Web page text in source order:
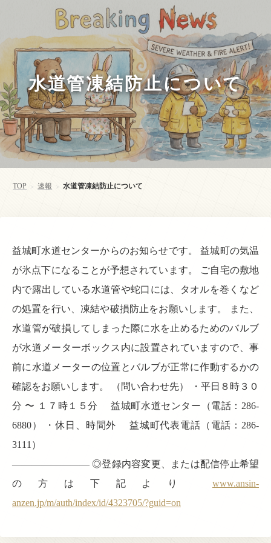
水道管凍結防止について
TOP > 速報 > 水道管凍結防止について
益城町水道センターからのお知らせです。 益城町の気温
が氷点下になることが予想されています。 ご自宅の敷地
内で露出している水道管や蛇口には、タオルを巻くなど
の処置を行い、凍結や破損防止をお願いします。 また、
水道管が破損してしまった際に水を止めるためのバルブ
が水道メーターボックス内に設置されていますので、事
前に水道メーターの位置とバルブが正常に作動するかの
確認をお願いします。 （問い合わせ先） ・平日８時３０
分 〜 １７時１５分 益城町水道センター（電話：286-
6880） ・休日、時間外 益城町代表電話（電話：286-
3111）
———————— ◎登録内容変更、または配信停止希望
の方は下記より www.ansin-
anzen.jp/m/auth/index/id/4323705/?guid=on